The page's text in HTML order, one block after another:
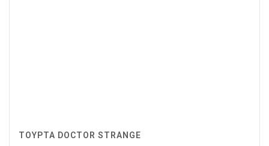
ΤΟΥΡΤΑ DOCTOR STRANGE